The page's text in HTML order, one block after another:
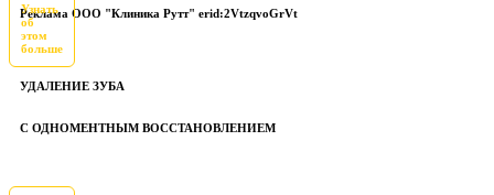
Реклама ООО "Клиника Рутт" erid:2VtzqvoGrVt
Узнать
об
этом
больше
УДАЛЕНИЕ ЗУБА
С ОДНОМЕНТНЫМ ВОССТАНОВЛЕНИЕМ